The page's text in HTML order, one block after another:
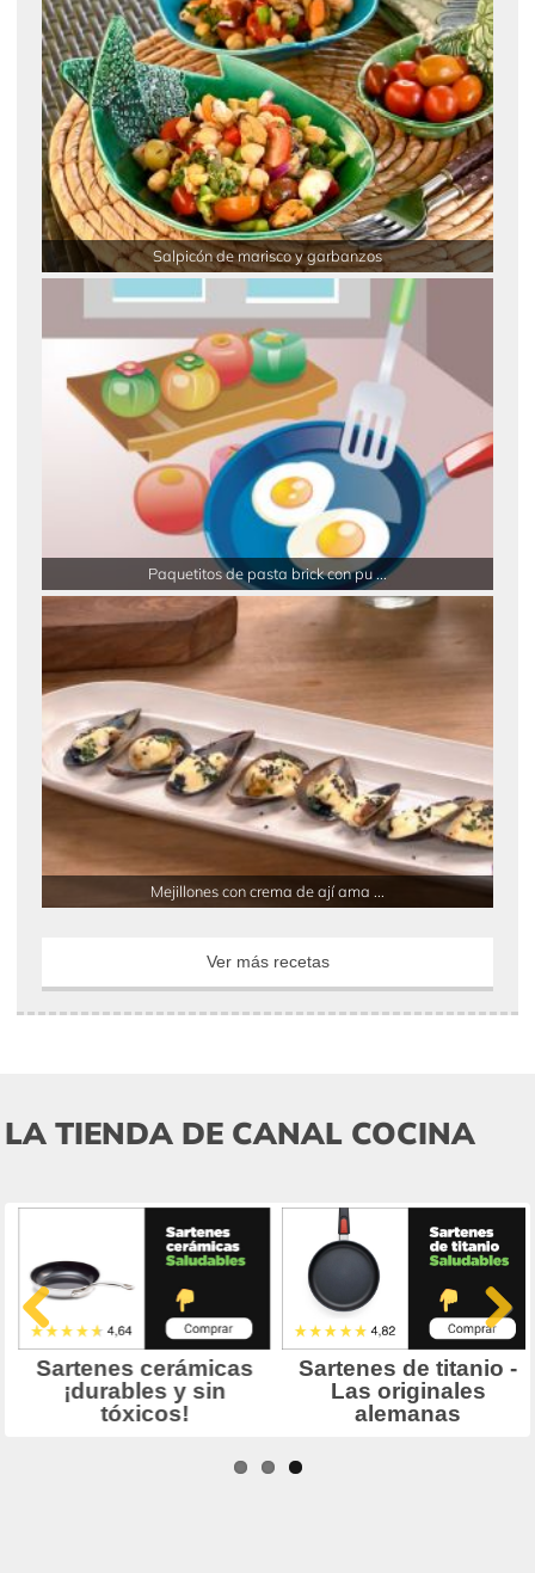
Salpicón de marisco y garbanzos
Paquetitos de pasta brick con pu ...
Mejillones con crema de ají ama ...
Ver más recetas
LA TIENDA DE CANAL COCINA